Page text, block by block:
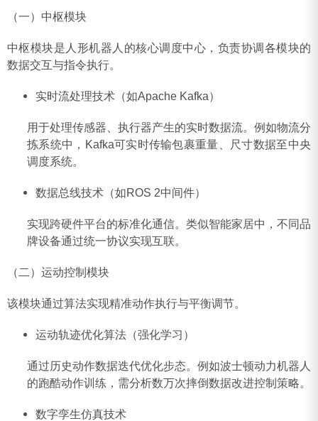
（一）中枢模块
中枢模块是人形机器人的核心调度中心，负责协调各模块的
数据交互与指令执行。
‌实时流处理技术（如Apache Kafka）‌
用于处理传感器、执行器产生的实时数据流。例如物流分
拣系统中，Kafka可实时传输包裹重量、尺寸数据至中央
调度系统‌。
‌数据总线技术（如ROS 2中间件）‌
实现跨硬件平台的标准化通信。类似智能家居中，不同品
牌设备通过统一协议实现互联‌。
（二）运动控制模块
该模块通过算法实现精准动作执行与平衡调节。
‌运动轨迹优化算法（强化学习）‌
通过历史动作数据迭代优化步态。例如波士顿动力机器人
的跑酷动作训练，需分析数万次摔倒数据改进控制策略‌。
‌数字孪生仿真技术‌